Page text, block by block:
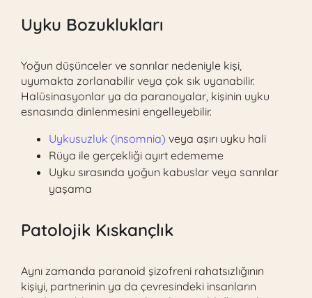
Uyku Bozuklukları
Yoğun düşünceler ve sanrılar nedeniyle kişi,
uyumakta zorlanabilir veya çok sık uyanabilir.
Halüsinasyonlar ya da paranoyalar, kişinin uyku
esnasında dinlenmesini engelleyebilir.
Uykusuzluk (insomnia) veya aşırı uyku hali
Rüya ile gerçekliği ayırt edememe
Uyku sırasında yoğun kabuslar veya sanrılar
yaşama
Patolojik Kıskançlık
Aynı zamanda paranoid şizofreni rahatsızlığının
kişiyi, partnerinin ya da çevresindeki insanların